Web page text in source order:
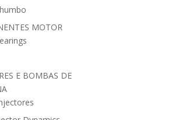
MOTOR
E BOMBAS DE